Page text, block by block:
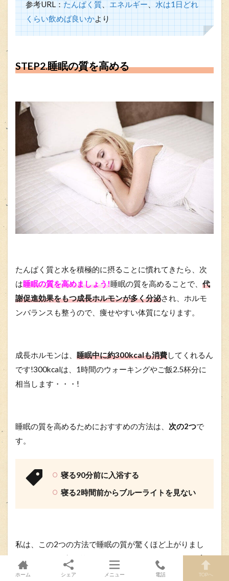
参考URL：たんぱく質、エネルギー、水は1日どれ
くらい飲めば良いかより
STEP2.睡眠の質を高める
たんぱく質と水を積極的に摂ることに慣れてきたら、次
は睡眠の質を高めましょう!睡眠の質を高めることで、 代
謝促進効果をもつ成長ホルモンが多く分泌され、ホルモ
ンバランスも整うので、痩せやすい体質になります。
成長ホルモンは、 睡眠中に約300kcalも消費してくれるん
です!300kcalは、1時間のウォーキングやご飯2.5杯分に
相当します・・・!
睡眠の質を高めるためにおすすめの方法は、 次の2つで
す。
寝る90分前に入浴する
寝る2時間前からブルーライトを見ない
私は、この2つの方法で睡眠の質が驚くほど上がりまし
た!どうしても寝る前のスマホがやめられない人は、ブル
ーライトカットモードにするのがおすすめですよ。
ホーム シェア メニュー 電話 TOPへ